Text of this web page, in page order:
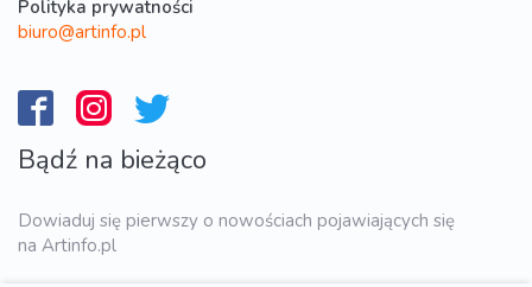
Polityka prywatności
biuro@artinfo.pl
Bądź na bieżąco
Dowiaduj się pierwszy o nowościach pojawiających się
na Artinfo.pl